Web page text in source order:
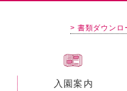
> 書類ダウンロ
入園案内